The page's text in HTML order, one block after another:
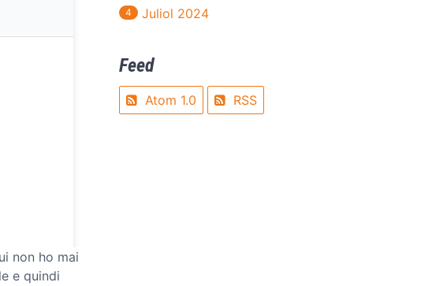
non ho mai
e quindi
4 Juliol 2024
Feed
Atom 1.0 RSS